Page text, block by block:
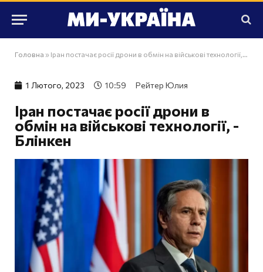
Головна » Іран постачає росії дрони в обмін на військові технології, - Блінкен
1 Лютого, 2023 10:59 Рейтер Юлия
Іран постачає росії дрони в
обмін на військові технології, -
Блінкен